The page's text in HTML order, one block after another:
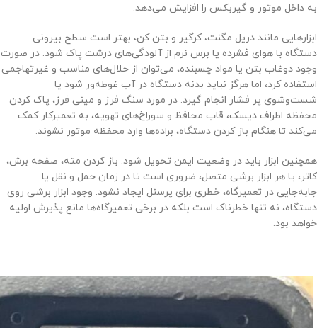
به داخل موتور و گیربکس را افزایش می‌دهد.
ابزارهایی مانند دریل مگنت، کرگیر و بتن کن، بهتر است سطح بیرونی
دستگاه با هوای فشرده یا برس نرم از آلودگی‌های درشت پاک شود. در صورت
وجود دوغاب بتن یا مواد چسبنده، می‌توان از حلال‌های مناسب و غیرتهاجمی
استفاده کرد، اما هرگز نباید بدنه دستگاه در آب غوطه‌ور شود یا
شست‌وشوی پر فشار انجام گیرد. در مورد سنگ فرز و مینی فرز، پاک کردن
محفظه اطراف دیسک، قاب محافظ و سوراخ‌های تهویه، به تعمیرکار کمک
می‌کند تا هنگام باز کردن دستگاه، براده‌ها وارد محفظه موتور نشوند.
همچنین ابزار باید در وضعیت ایمن تحویل شود. باز کردن مته، صفحه برش،
کاتر، یا هر ابزار برشی متصل، ضروری است تا در زمان حمل و نقل یا
جابه‌جایی در تعمیرگاه، خطری برای پرسنل ایجاد نشود. وجود ابزار برشی روی
دستگاه، نه تنها خطرناک است بلکه در برخی تعمیرگاه‌ها مانع پذیرش اولیه
خواهد بود.